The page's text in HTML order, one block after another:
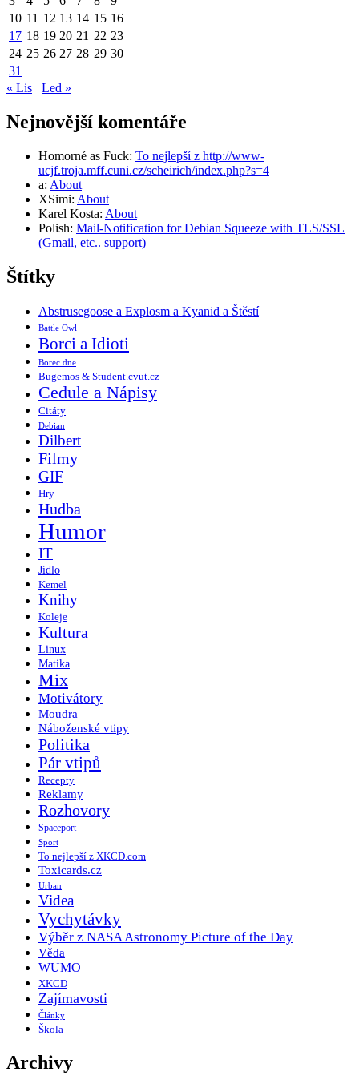
10 11 12 13 14 15 16
17 18 19 20 21 22 23
24 25 26 27 28 29 30
31
« Lis
Led »
Nejnovější komentáře
Homorné as Fuck: To nejlepší z http://www-
ucjf.troja.mff.cuni.cz/scheirich/index.php?s=4
a: About
XSimi: About
Karel Kosta: About
Polish: Mail-Notification for Debian Squeeze with TLS/SSL
(Gmail, etc.. support)
Štítky
Abstrusegoose a Explosm a Kyanid a Štěstí
Battle Owl
Borci a Idioti
Borec dne
Bugemos & Student.cvut.cz
Cedule a Nápisy
Citáty
Debian
Dilbert
Filmy
GIF
Hry
Hudba
Humor
IT
Jídlo
Kemel
Knihy
Koleje
Kultura
Linux
Matika
Mix
Motivátory
Moudra
Náboženské vtipy
Politika
Pár vtipů
Recepty
Reklamy
Rozhovory
Spaceport
Sport
To nejlepší z XKCD.com
Toxicards.cz
Urban
Videa
Vychytávky
Výběr z NASA Astronomy Picture of the Day
Věda
WUMO
XKCD
Zajímavosti
Články
Škola
Archivy